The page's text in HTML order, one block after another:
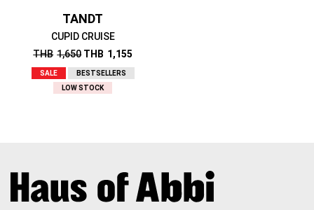
TANDT
CUPID CRUISE
THB 1,650 THB 1,155
SALE
BESTSELLERS
LOW STOCK